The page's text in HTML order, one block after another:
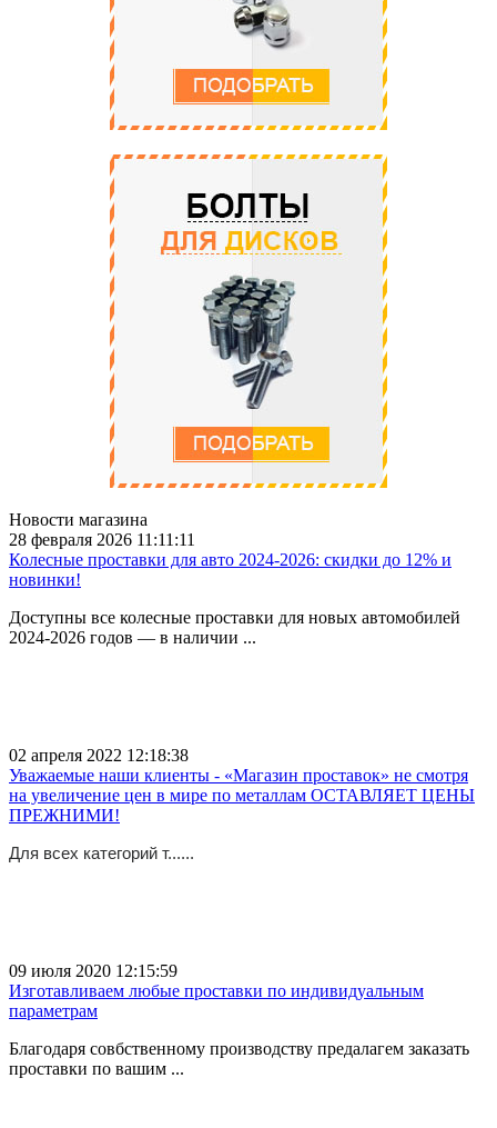
Новости магазина
28 февраля 2026 11:11:11
Колесные проставки для авто 2024-2026: скидки до 12% и
новинки!
Доступны все колесные проставки для новых автомобилей
2024-2026 годов — в наличии ...
02 апреля 2022 12:18:38
Уважаемые наши клиенты - «Магазин проставок» не смотря
на увеличение цен в мире по металлам ОСТАВЛЯЕТ ЦЕНЫ
ПРЕЖНИМИ!
Для всех категорий т......
09 июля 2020 12:15:59
Изготавливаем любые проставки по индивидуальным
параметрам
Благодаря совбственному производству предалагем заказать
проставки по вашим ...